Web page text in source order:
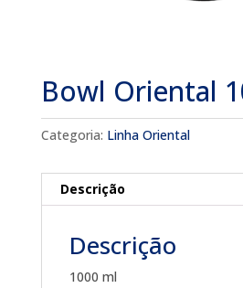
Bowl Oriental
Categoria: Linha Oriental
Descrição
Descrição
1000 ml